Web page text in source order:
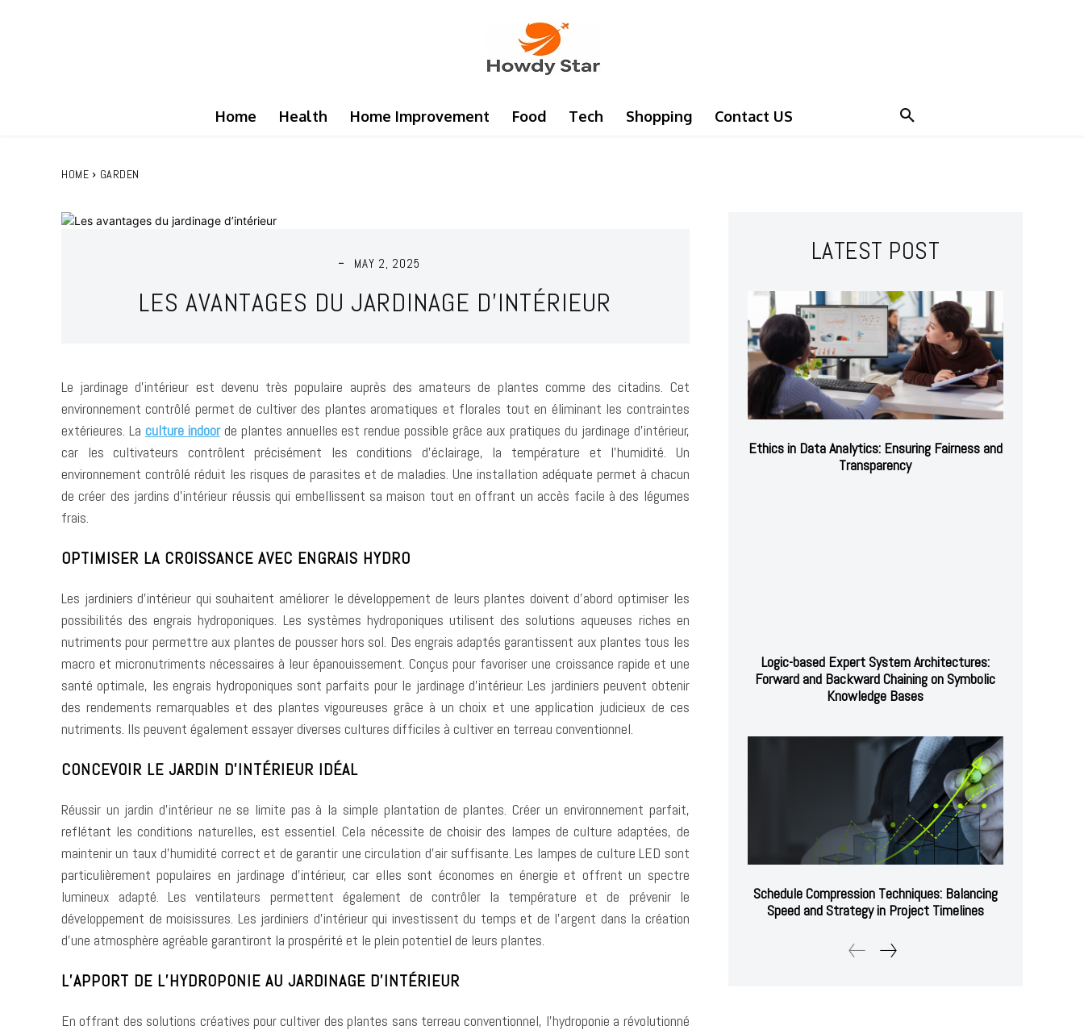
Home Health Home Improvement Food Tech Shopping Contact US
HOME GARDEN
MAY 2, 2025
LES AVANTAGES DU JARDINAGE D’INTÉRIEUR
Le jardinage d’intérieur est devenu très populaire auprès des amateurs de plantes comme des citadins. Cet
environnement contrôlé permet de cultiver des plantes aromatiques et florales tout en éliminant les contraintes
extérieures. La culture indoor de plantes annuelles est rendue possible grâce aux pratiques du jardinage d’intérieur,
car les cultivateurs contrôlent précisément les conditions d’éclairage, la température et l’humidité. Un
environnement contrôlé réduit les risques de parasites et de maladies. Une installation adéquate permet à chacun
de créer des jardins d’intérieur réussis qui embellissent sa maison tout en offrant un accès facile à des légumes
frais.
OPTIMISER LA CROISSANCE AVEC ENGRAIS HYDRO
Les jardiniers d’intérieur qui souhaitent améliorer le développement de leurs plantes doivent d’abord optimiser les
possibilités des engrais hydroponiques. Les systèmes hydroponiques utilisent des solutions aqueuses riches en
nutriments pour permettre aux plantes de pousser hors sol. Des engrais adaptés garantissent aux plantes tous les
macro et micronutriments nécessaires à leur épanouissement. Conçus pour favoriser une croissance rapide et une
santé optimale, les engrais hydroponiques sont parfaits pour le jardinage d’intérieur. Les jardiniers peuvent obtenir
des rendements remarquables et des plantes vigoureuses grâce à un choix et une application judicieux de ces
nutriments. Ils peuvent également essayer diverses cultures difficiles à cultiver en terreau conventionnel.
CONCEVOIR LE JARDIN D’INTÉRIEUR IDÉAL
Réussir un jardin d’intérieur ne se limite pas à la simple plantation de plantes. Créer un environnement parfait,
reflétant les conditions naturelles, est essentiel. Cela nécessite de choisir des lampes de culture adaptées, de
maintenir un taux d’humidité correct et de garantir une circulation d’air suffisante. Les lampes de culture LED sont
particulièrement populaires en jardinage d’intérieur, car elles sont économes en énergie et offrent un spectre
lumineux adapté. Les ventilateurs permettent également de contrôler la température et de prévenir le
développement de moisissures. Les jardiniers d’intérieur qui investissent du temps et de l’argent dans la création
d’une atmosphère agréable garantiront la prospérité et le plein potentiel de leurs plantes.
L’APPORT DE L’HYDROPONIE AU JARDINAGE D’INTÉRIEUR
En offrant des solutions créatives pour cultiver des plantes sans terreau conventionnel, l’hydroponie a révolutionné
LATEST POST
Ethics in Data Analytics: Ensuring Fairness and
Transparency
Logic-based Expert System Architectures:
Forward and Backward Chaining on Symbolic
Knowledge Bases
Schedule Compression Techniques: Balancing
Speed and Strategy in Project Timelines